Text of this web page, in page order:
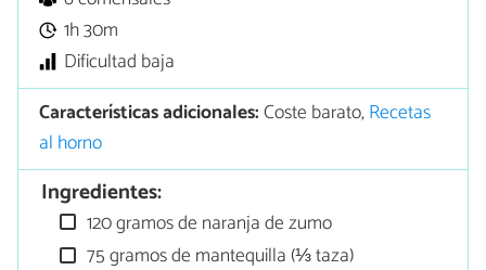
1h 30m
Dificultad baja
Características adicionales:Coste barato,Recetas
al horno
Ingredientes:
120 gramos de naranja de zumo
75 gramos de mantequilla (⅓ taza)